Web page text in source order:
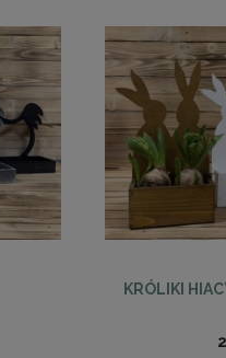
KRÓLIKI